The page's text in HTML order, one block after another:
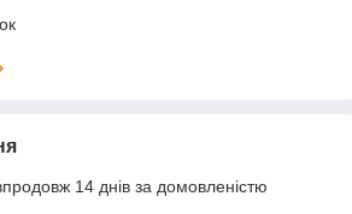
14 днів за домовленістю